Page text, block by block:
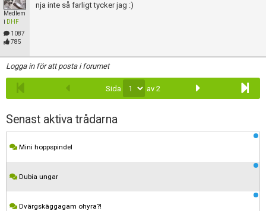
Medlem
i DHF
1087
785
nja inte så farligt tycker jag :)
Logga in för att posta i forumet
Sida av 2
Senast aktiva trådarna
Mini hoppspindel
Dubia ungar
Dvärgskäggagam ohyra?!